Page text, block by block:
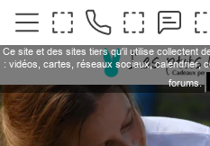
Ce site et des sites tiers qu'il utilise collectent
: vidéos, cartes, réseaux sociaux, calendrier,
forums.